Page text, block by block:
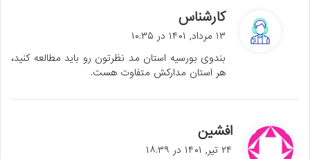
کارشناس
ف
:
۱۳ مرداد, ۱۴۰۱ در ۱۰:۳۵
بندوی بورسیه استان مد نظرتون رو باید مطالعه کنید،
هر استان مدارکش متفاوت هست.
افشین
۲۴ تیر, ۱۴۰۱ در ۱۸:۳۹